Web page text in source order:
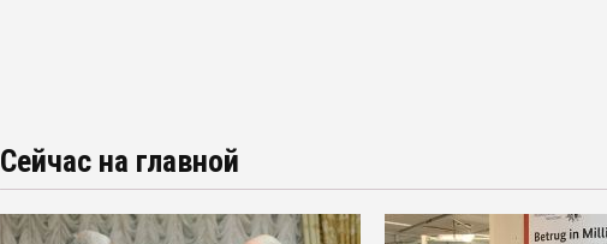
Сейчас на главной